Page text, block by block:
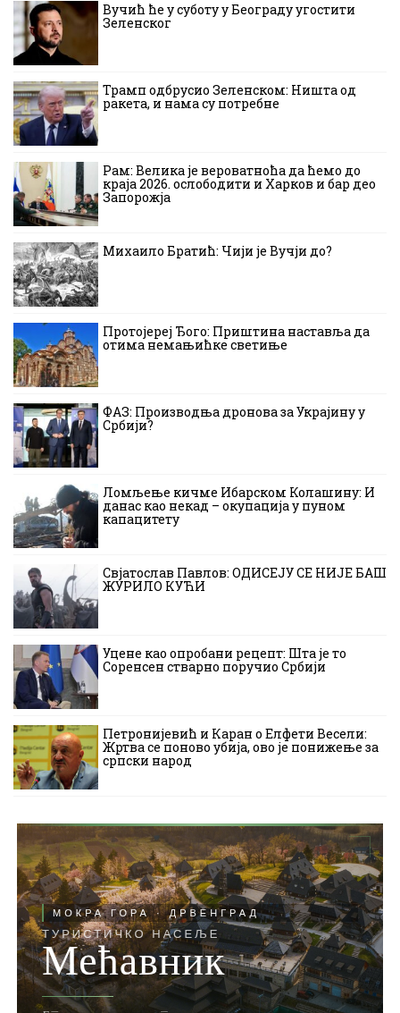
Вучић ће у суботу у Београду угостити
Зеленског
Трамп одбрусио Зеленском: Ништа од
ракета, и нама су потребне
Рам: Велика је вероватноћа да ћемо до
краја 2026. ослободити и Харков и бар део
Запорожја
Михаило Братић: Чији је Вучји до?
Протојереј Ђого: Приштина наставља да
отима немањићке светиње
ФАЗ: Производња дронова за Украјину у
Србији?
Ломљење кичме Ибарском Колашину: И
данас као некад – окупација у пуном
капацитету
Свјатослав Павлов: ОДИСЕЈУ СЕ НИЈЕ БАШ
ЖУРИЛО КУЋИ
Уцене као опробани рецепт: Шта је то
Соренсен стварно поручио Србији
Петронијевић и Каран о Елфети Весели:
Жртва се поново убија, ово је понижење за
српски народ